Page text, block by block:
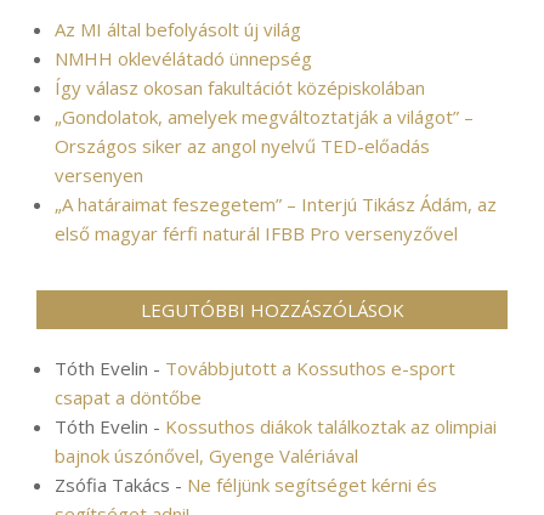
Az MI által befolyásolt új világ
NMHH oklevélátadó ünnepség
Így válasz okosan fakultációt középiskolában
„Gondolatok, amelyek megváltoztatják a világot” –
Országos siker az angol nyelvű TED-előadás
versenyen
„A határaimat feszegetem” – Interjú Tikász Ádám, az
első magyar férfi naturál IFBB Pro versenyzővel
LEGUTÓBBI HOZZÁSZÓLÁSOK
Tóth Evelin - Továbbjutott a Kossuthos e-sport
csapat a döntőbe
Tóth Evelin - Kossuthos diákok találkoztak az olimpiai
bajnok úszónővel, Gyenge Valériával
Zsófia Takács - Ne féljünk segítséget kérni és